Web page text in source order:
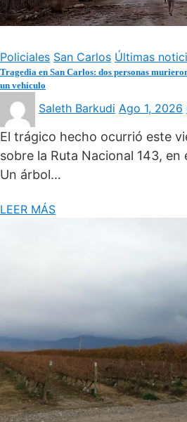
Policiales San Carlos Últimas
Tragedia en San Carlos: dos personas
un vehículo
Saleth Barkudi Ago 1, 2026
El trágico hecho ocurrió este
sobre la Ruta Nacional 143,
Un árbol…
LEER MÁS